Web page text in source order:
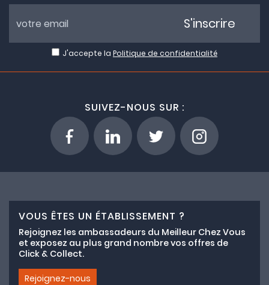
J'accepte la Politique de confidentialité
S'inscrire
SUIVEZ-NOUS SUR :
VOUS ÊTES UN ÉTABLISSEMENT ?
Rejoignez les ambassadeurs du Meilleur Chez Vous
et exposez au plus grand nombre vos offres de
Click & Collect.
Rejoignez-nous